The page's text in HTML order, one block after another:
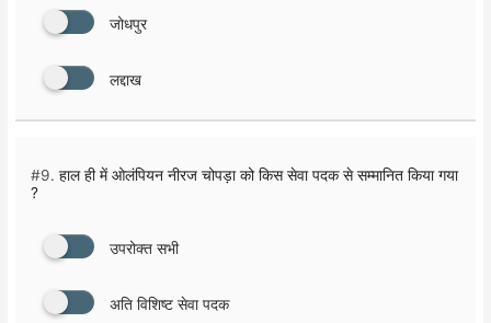
जोधपुर
लद्दाख
#9. हाल ही में ओलंपियन नीरज चोपड़ा को किस सेवा पदक से सम्मानित किया गया
?
उपरोक्त सभी
अति विशिष्ट सेवा पदक